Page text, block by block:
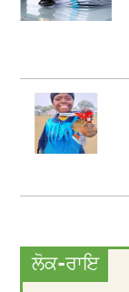
ਲੋਕ-ਰਾਇ